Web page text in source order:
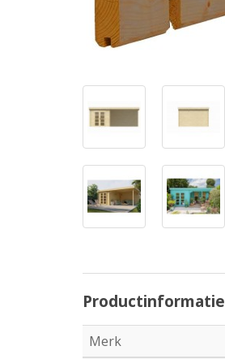
Productinformatie
Merk